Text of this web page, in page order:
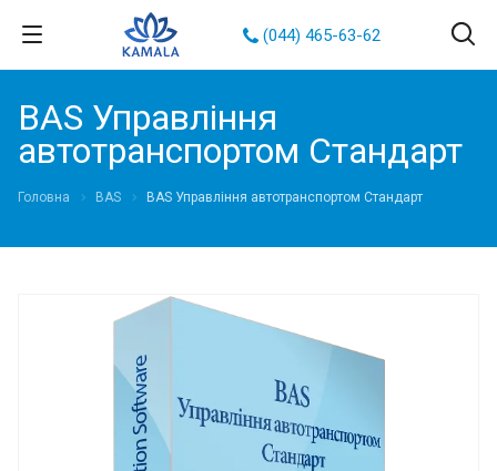
(044) 465-63-62
BAS Управління
автотранспортом Стандарт
Головна BAS BAS Управління автотранспортом Стандарт